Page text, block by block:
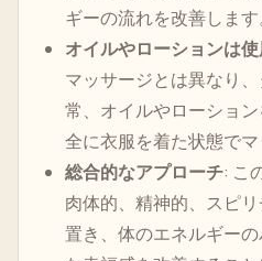
ギーの流れを改善します
オイルやローションは
マッサージとは異なり
常、オイルやローショ
全に衣服を着た状態でマ
総合的なアプローチ: こ
肉体的、精神的、スピ
置き、体のエネルギー